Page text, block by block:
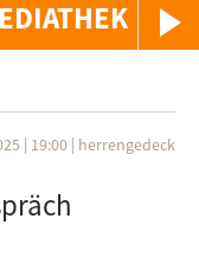
| 19:00 | herrengedeck